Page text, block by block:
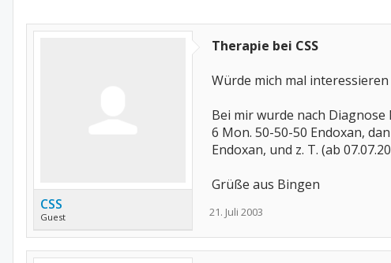
CSS
Guest
Therapie bei CSS
Würde mich mal
Bei mir wurde nach Diagnose
6 Mon. 50-50-50 Endoxan,
Endoxan, und z. T. (ab
Grüße aus Bingen
21. Juli 2003